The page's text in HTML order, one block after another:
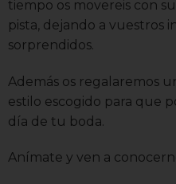
tiempo os movereis con
pista, dejando a vuestros
sorprendidos.
Además os regalaremos
estilo escogido para que
día de tu boda.
Anímate y ven a